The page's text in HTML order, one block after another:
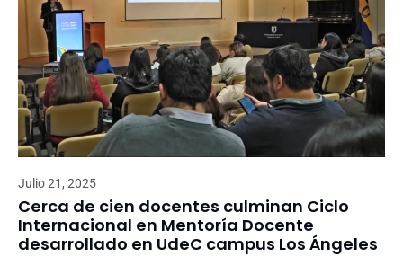
Julio 21, 2025
Cerca de cien docentes culminan Ciclo
Internacional en Mentoría Docente
desarrollado en UdeC campus Los Ángeles